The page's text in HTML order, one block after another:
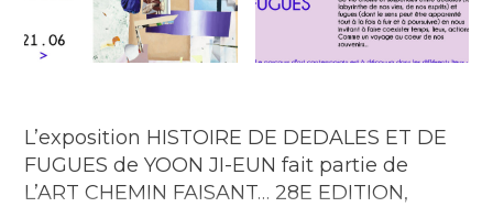
L’exposition HISTOIRE DE DEDALES ET DE
FUGUES de YOON JI-EUN fait partie de
L’ART CHEMIN FAISANT… 28E EDITION,